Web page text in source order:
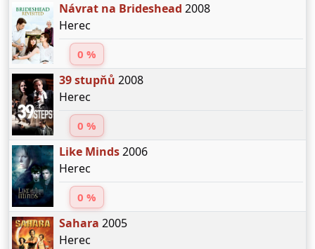
Návrat na Brideshead 2008
Herec
0 %
39 stupňů 2008
Herec
0 %
Like Minds2006
Herec
0 %
Sahara 2005
Herec